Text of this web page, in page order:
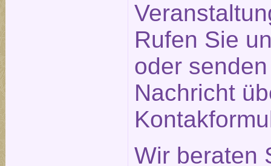
Rufen Sie
oder
Nachricht
Wir beraten